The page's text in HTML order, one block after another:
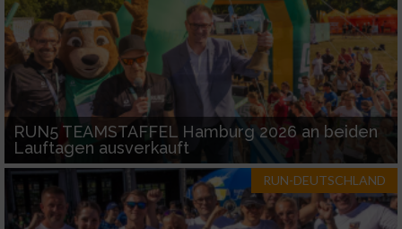
RUN5 TEAMSTAFFEL Hamburg 2026 an beiden
Lauftagen ausverkauft
RUN-DEUTSCHLAND